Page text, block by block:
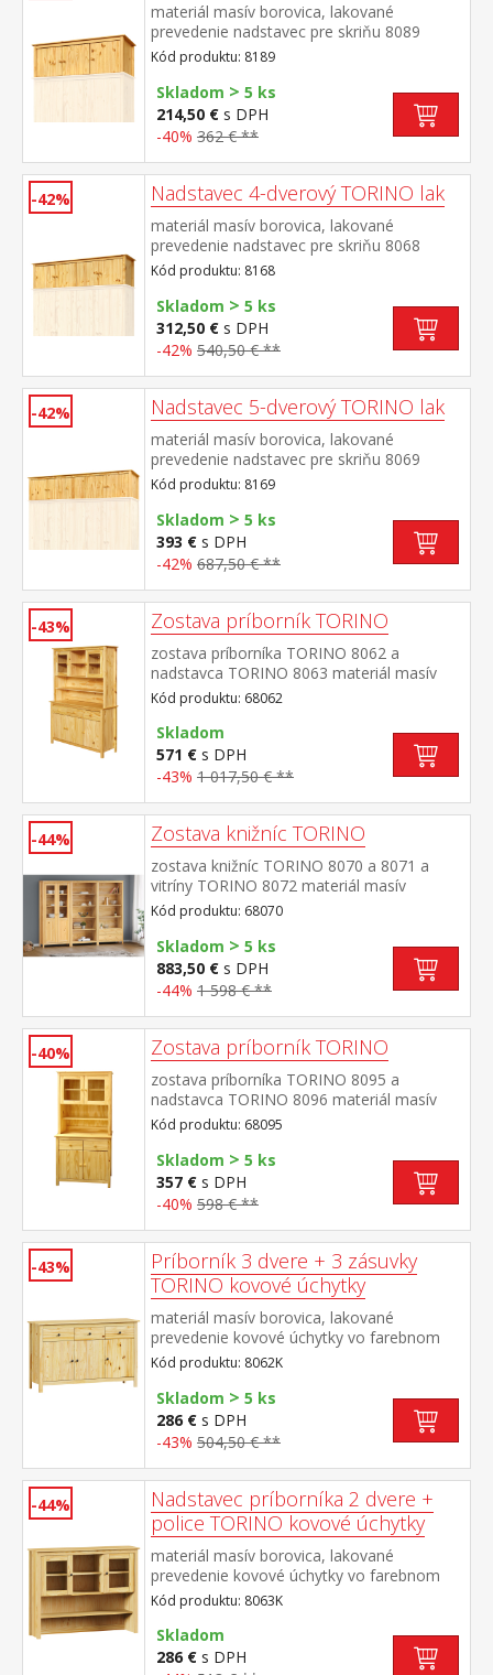
materiál masív borovica, lakované
prevedenie nadstavec pre skriňu 8089
Kód produktu: 8189
Skladom > 5 ks
214,50 € s DPH
-40% 362 € **
-42% Nadstavec 4-dverový TORINO lak
materiál masív borovica, lakované
prevedenie nadstavec pre skriňu 8068
Kód produktu: 8168
Skladom > 5 ks
312,50 € s DPH
-42% 540,50 € **
-42% Nadstavec 5-dverový TORINO lak
materiál masív borovica, lakované
prevedenie nadstavec pre skriňu 8069
Kód produktu: 8169
Skladom > 5 ks
393 € s DPH
-42% 687,50 € **
-43% Zostava príborník TORINO
zostava príborníka TORINO 8062 a
nadstavca TORINO 8063 materiál masív
borovica, lakované prevedenie príborník: 3
dvere, 3 zásuvky s kovovými
pojazdmi nadstavec: dvoje presklené
dvierka rozmer príborníka (š/h/v) 129 × 40 ×
80 cm rozmer nadstavca (š/h/v) 129 × 33 ×
Kód produktu: 68062
Skladom
571 € s DPH
-43% 1 017,50 € **
-44% Zostava knižníc TORINO
zostava knižníc TORINO 8070 a 8071 a
vitríny TORINO 8072 materiál masív
borovica, lakované prevedenie knižnica
8070: štyri police knižnica 8071: tri police,
dve zásuvky s kovovými pojazdmi vitrína
8072: dvoje čiastočne presklené dvere, štyri
police rozmer knižnice 8070 (š/h/v) 85 × 37
37 × 190 cm rozmer vitríny 8072 (š/h/v) 85
× 37 × 190 cm
Kód produktu: 68070
Skladom > 5 ks
883,50 € s DPH
-44% 1 598 € **
-40% Zostava príborník TORINO
zostava príborníka TORINO 8095 a
nadstavca TORINO 8096 materiál masív
borovica, lakované prevedenie príborník: 2
zásuvky s kovovými pojazdmi, 2 plné dvere,
1 polica nadstavec: 2 presklené dvere, 1
polica rozmer príborníka (š/h/v) 90 × 40 ×
80 cm rozmer nadstavca (š/h/v) 90 × 33 ×
Kód produktu: 68095
Skladom > 5 ks
357 € s DPH
-40% 598 € **
-43%
Príborník 3 dvere + 3 zásuvky
TORINO kovové úchytky
materiál masív borovica, lakované
prevedenie kovové úchytky vo farebnom
prevedení černená mosadz 3 dvere, 3
zásuvky s kovovými pojazdmi vhodný
doplnok nadstavec TORINO 8063K
Kód produktu: 8062K
Skladom > 5 ks
286 € s DPH
-43% 504,50 € **
-44%
Nadstavec príborníka 2 dvere +
police TORINO kovové úchytky
materiál masív borovica, lakované
prevedenie kovové úchytky vo farebnom
prevedení černená mosadz dvoje presklené
dvierka doplnok príborníka TORINO 8062K
Kód produktu: 8063K
Skladom
286 € s DPH